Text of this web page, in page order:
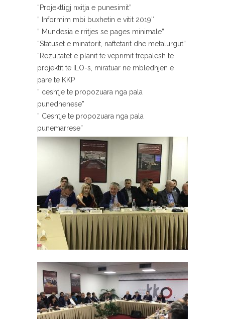
“Projektligj nxitja e punesimit”
” Informim mbi buxhetin e vitit 2019″
” Mundesia e rritjes se pages minimale”
“Statuset e minatorit, naftetarit dhe metalurgut”
“Rezultatet e planit te veprimit trepalesh te
projektit te ILO-s, miratuar ne mbledhjen e
pare te KKP
” ceshtje te propozuara nga pala
punedhenese”
” Ceshtje te propozuara nga pala
punemarrese”